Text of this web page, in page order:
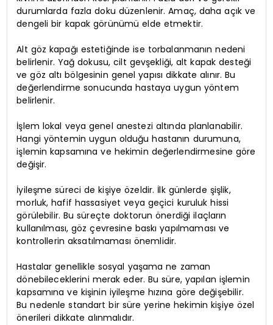
durumlarda fazla doku düzenlenir. Amaç, daha açık ve
dengeli bir kapak görünümü elde etmektir.
Alt göz kapağı estetiğinde ise torbalanmanın nedeni
belirlenir. Yağ dokusu, cilt gevşekliği, alt kapak desteği
ve göz altı bölgesinin genel yapısı dikkate alınır. Bu
değerlendirme sonucunda hastaya uygun yöntem
belirlenir.
İşlem lokal veya genel anestezi altında planlanabilir.
Hangi yöntemin uygun olduğu hastanın durumuna,
işlemin kapsamına ve hekimin değerlendirmesine göre
değişir.
İyileşme süreci de kişiye özeldir. İlk günlerde şişlik,
morluk, hafif hassasiyet veya geçici kuruluk hissi
görülebilir. Bu süreçte doktorun önerdiği ilaçların
kullanılması, göz çevresine baskı yapılmaması ve
kontrollerin aksatılmaması önemlidir.
Hastalar genellikle sosyal yaşama ne zaman
dönebileceklerini merak eder. Bu süre, yapılan işlemin
kapsamına ve kişinin iyileşme hızına göre değişebilir.
Bu nedenle standart bir süre yerine hekimin kişiye özel
önerileri dikkate alınmalıdır.